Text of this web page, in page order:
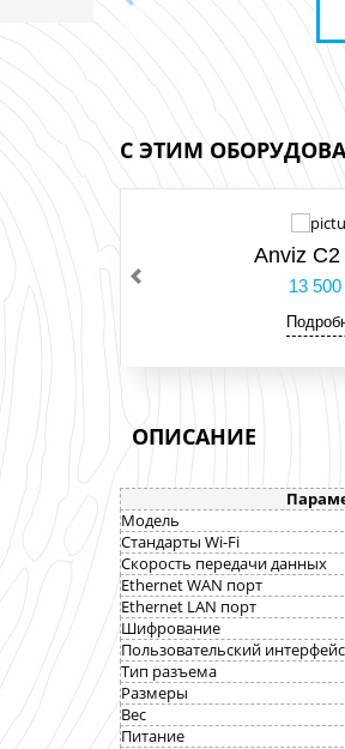
С ЭТИМ
Anviz
13
ОПИСАНИЕ
Модель
Стандарты Wi-Fi
Скорость передачи данных
Ethernet WAN порт
Ethernet LAN порт
Шифрование
Пользовательский
Тип разъема
Размеры
Вес
Питание